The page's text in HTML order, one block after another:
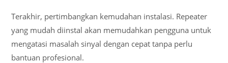
Terakhir, pertimbangkan kemudahan instalasi. Repeater
yang mudah diinstal akan memudahkan pengguna untuk
mengatasi masalah sinyal dengan cepat tanpa perlu
bantuan profesional.